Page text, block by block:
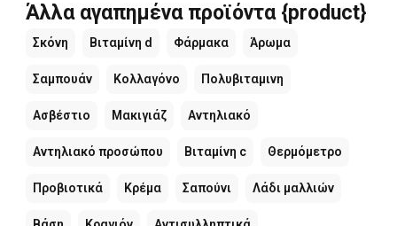
Άλλα αγαπημένα προϊόντα {product}
Σκόνη Βιταμίνη d Φάρμακα Άρωμα
Σαμπουάν Κολλαγόνο Πολυβιταμινη
Ασβέστιο Μακιγιάζ Αντηλιακό
Αντηλιακό προσώπου Βιταμίνη c Θερμόμετρο
Προβιοτικά Κρέμα Σαπούνι Λάδι μαλλιών